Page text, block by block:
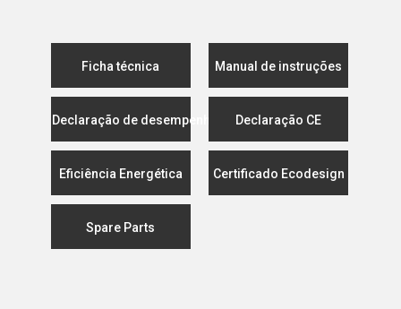
Ficha técnica Manual de instruções
Declaração de desempenho Declaração CE
Eficiência Energética Certificado Ecodesign
Spare Parts